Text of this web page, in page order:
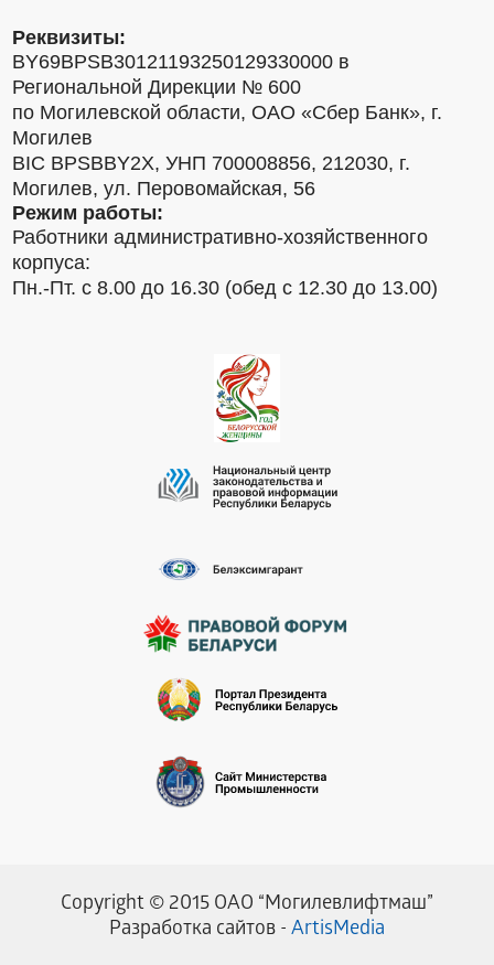
Реквизиты:
BY69BPSB30121193250129330000 в
Региональной Дирекции № 600
по Могилевской области, ОАО «Сбер Банк», г.
Могилев
BIC BPSBBY2X, УНП 700008856, 212030, г.
Могилев, ул. Перовомайская, 56
Режим работы:
Работники административно-хозяйственного
корпуса:
Пн.-Пт. с 8.00 до 16.30 (обед с 12.30 до 13.00)
Разработка сайтов - ArtisMedia
Copyright © 2015 ОАО “Могилевлифтмаш”